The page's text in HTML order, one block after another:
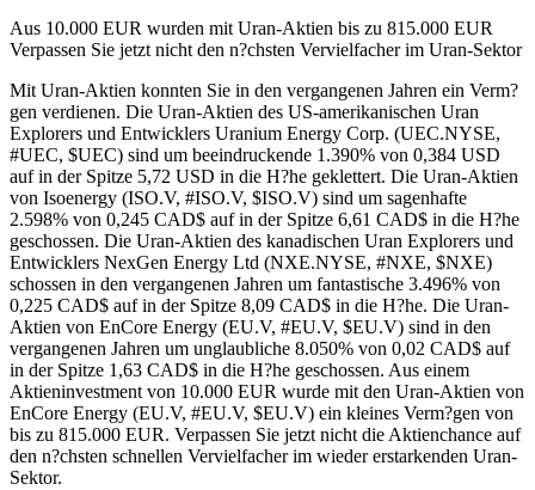
Aus 10.000 EUR wurden mit Uran-Aktien bis zu 815.000 EUR
Verpassen Sie jetzt nicht den n?chsten Vervielfacher im Uran-Sektor
Mit Uran-Aktien konnten Sie in den vergangenen Jahren ein Verm?
gen verdienen. Die Uran-Aktien des US-amerikanischen Uran
Explorers und Entwicklers Uranium Energy Corp. (UEC.NYSE,
#UEC, $UEC) sind um beeindruckende 1.390% von 0,384 USD
auf in der Spitze 5,72 USD in die H?he geklettert. Die Uran-Aktien
von Isoenergy (ISO.V, #ISO.V, $ISO.V) sind um sagenhafte
2.598% von 0,245 CAD$ auf in der Spitze 6,61 CAD$ in die H?he
geschossen. Die Uran-Aktien des kanadischen Uran Explorers und
Entwicklers NexGen Energy Ltd (NXE.NYSE, #NXE, $NXE)
schossen in den vergangenen Jahren um fantastische 3.496% von
0,225 CAD$ auf in der Spitze 8,09 CAD$ in die H?he. Die Uran-
Aktien von EnCore Energy (EU.V, #EU.V, $EU.V) sind in den
vergangenen Jahren um unglaubliche 8.050% von 0,02 CAD$ auf
in der Spitze 1,63 CAD$ in die H?he geschossen. Aus einem
Aktieninvestment von 10.000 EUR wurde mit den Uran-Aktien von
EnCore Energy (EU.V, #EU.V, $EU.V) ein kleines Verm?gen von
bis zu 815.000 EUR. Verpassen Sie jetzt nicht die Aktienchance auf
den n?chsten schnellen Vervielfacher im wieder erstarkenden Uran-
Sektor.